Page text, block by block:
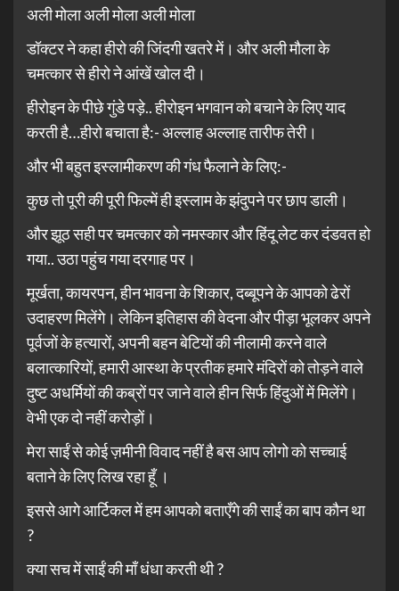
अली मोला अली मोला अली मोला
डॉक्टर ने कहा हीरो की जिंदगी खतरे में। और अली मौला के
चमत्कार से हीरो ने आंखें खोल दी।
हीरोइन के पीछे गुंडे पड़े.. हीरोइन भगवान को बचाने के लिए याद
करती है…हीरो बचाता है:- अल्लाह अल्लाह तारीफ तेरी।
और भी बहुत इस्लामीकरण की गंध फैलाने के लिए:-
कुछ तो पूरी की पूरी फिल्में ही इस्लाम के झंदुपने पर छाप डाली।
और झूठ सही पर चमत्कार को नमस्कार और हिंदू लेट कर दंडवत हो
गया.. उठा पहुंच गया दरगाह पर।
मूर्खता, कायरपन, हीन भावना के शिकार, दब्बूपने के आपको ढेरों
उदाहरण मिलेंगे। लेकिन इतिहास की वेदना और पीड़ा भूलकर अपने
पूर्वजों के हत्यारों, अपनी बहन बेटियों की नीलामी करने वाले
बलात्कारियों, हमारी आस्था के प्रतीक हमारे मंदिरों को तोड़ने वाले
दुष्ट अधर्मियों की कब्रों पर जाने वाले हीन सिर्फ हिंदुओं में मिलेंगे।
वेभी एक दो नहीं करोड़ों।
मेरा साईं से कोई ज़मीनी विवाद नहीं है बस आप लोगो को सच्चाई
बताने के लिए लिख रहा हूँ ।
इससे आगे आर्टिकल में हम आपको बताएँगे की साईं का बाप कौन था
?
क्या सच में साईं की माँ धंधा करती थी ?